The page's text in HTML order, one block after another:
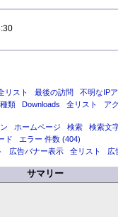
リスト 最後の訪問
不明なIP
類 Downloads 全リスト
ア
ホームページ 検索
検索文
ド
エラー 件数 (404)
広告バナー表示 全リスト 広
サマリー